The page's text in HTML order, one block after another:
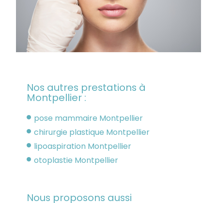
Nos autres prestations à
Montpellier :
pose mammaire Montpellier
chirurgie plastique Montpellier
lipoaspiration Montpellier
otoplastie Montpellier
Nous proposons aussi